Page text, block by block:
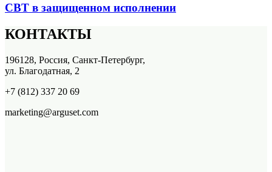
СВТ в защищенном исполнении
КОНТАКТЫ
196128, Россия, Санкт-Петербург,
ул. Благодатная, 2
+7 (812) 337 20 69
marketing@arguset.com